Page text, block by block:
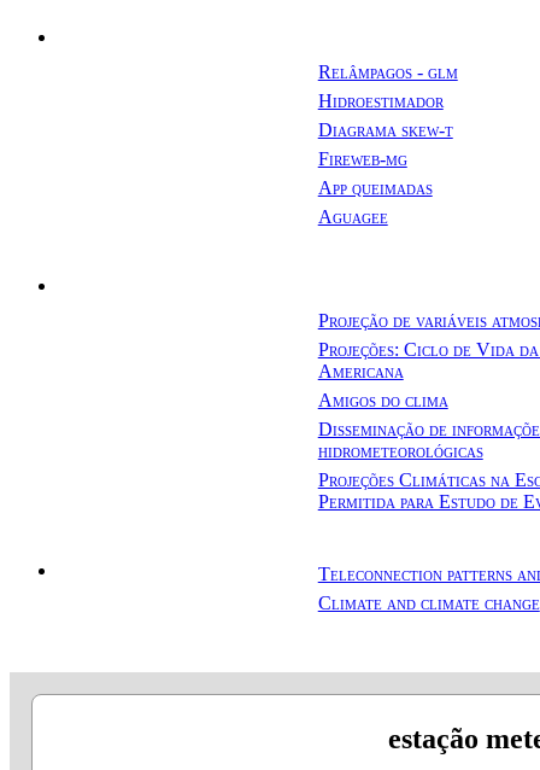
Relâmpagos - glm
Hidroestimador
Diagrama skew-t
Fireweb-mg
App queimadas
Aguagee
Projeção de variáveis
Projeções: Ciclo de Vida
Americana
Amigos do clima
Disseminação de
hidrometeorológicas
Projeções Climáticas na
Permitida para Estudo de
Teleconnection patterns
Climate and climate change
estação